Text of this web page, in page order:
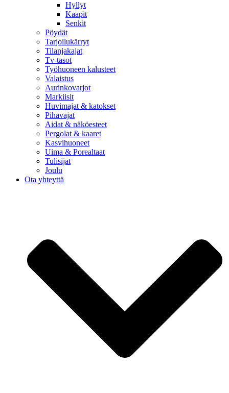
Hyllyt
Kaapit
Senkit
Pöydät
Tarjoilukärryt
Tilanjakajat
Tv-tasot
Työhuoneen kalusteet
Valaistus
Aurinkovarjot
Markiisit
Huvimajat & katokset
Pihavajat
Aidat & näköesteet
Pergolat & kaaret
Kasvihuoneet
Uima & Porealtaat
Tulisijat
Joulu
Ota yhteyttä